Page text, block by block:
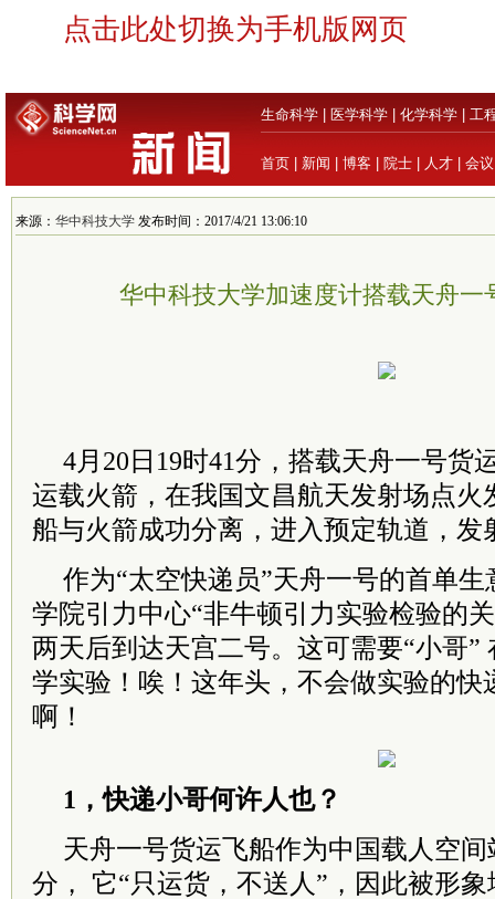
点击此处切换为手机版网页
生命科学 医学科学 化学科学 工
首页 新闻 博客 院士 人才 会议
来源： 华中科技大学 发布时间：2017/4/21 13:06:10
华中科技大学加速度计搭载天舟一
4月20日19时41分，搭载天舟一号货
运载火箭，在我国文昌航天发射场点火
船与火箭成功分离，进入预定轨道，发
作为“太空快递员”天舟一号的首单
学院引力中心“非牛顿引力实验检验的
两天后到达天宫二号。这可需要“小哥”
学实验！唉！这年头，不会做实验的快
啊！
1，快递小哥何许人也？
天舟一号货运飞船作为中国载人空
分， 它“只运货，不送人”，因此被形